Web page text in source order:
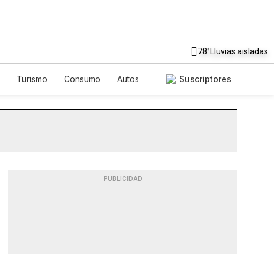
78°Lluvias aisladas
Turismo Consumo
Autos
Suscriptores
PUBLICIDAD